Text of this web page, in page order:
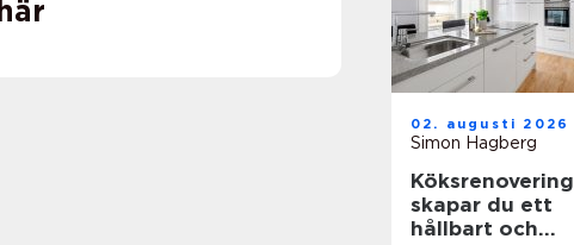
02. augusti 2026
Simon Hagberg
Köksrenovering så
skapar du ett
hållbart och